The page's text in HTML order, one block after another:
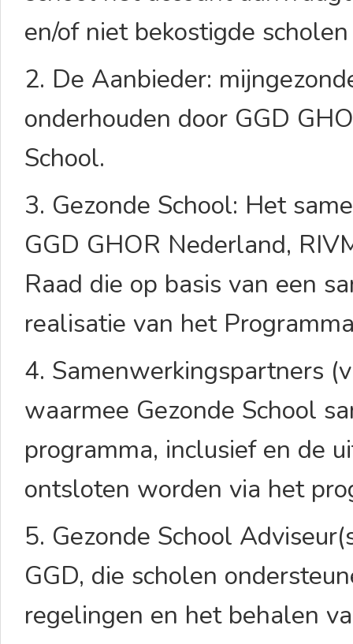
en/of niet bekostigde
2. De Aanbieder:
onderhouden door GGD
School.
3. Gezonde School: Het
GGD GHOR Nederland,
Raad die op basis van een
realisatie van het
4. Samenwerkingspartners
waarmee Gezonde School
programma, inclusief en de
ontsloten worden via het
5. Gezonde School
GGD, die scholen
regelingen en het behalen